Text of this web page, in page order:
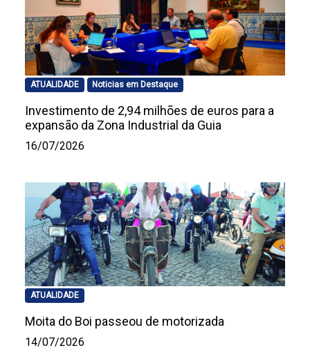
ATUALIDADE Noticias em Destaque
Investimento de 2,94 milhões de euros para a
expansão da Zona Industrial da Guia
16/07/2026
ATUALIDADE
Moita do Boi passeou de motorizada
14/07/2026